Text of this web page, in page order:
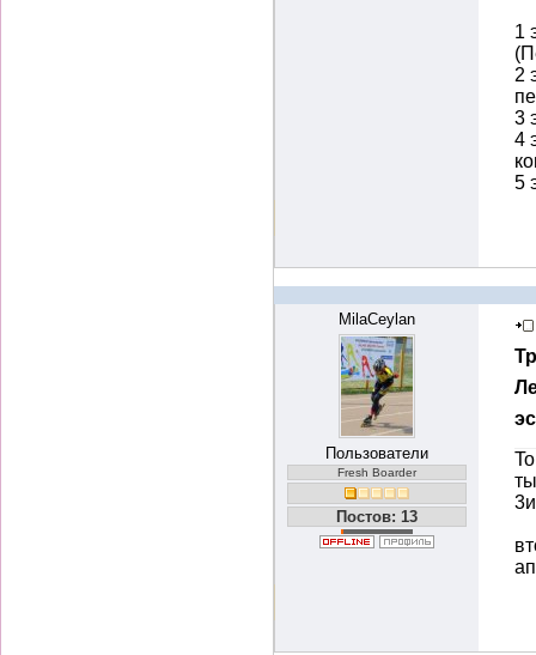
1
2
3
4
5
MilaCeylan
Пользователи
Fresh Boarder
Постов: 13